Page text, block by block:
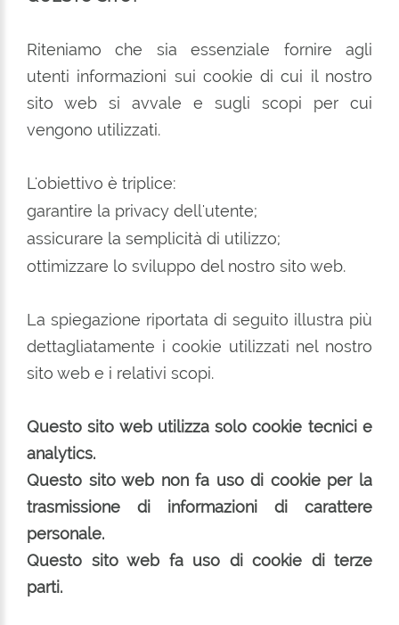
Riteniamo che sia essenziale fornire agli
utenti informazioni sui cookie di cui il nostro
sito web si avvale e sugli scopi per cui
vengono utilizzati.
L'obiettivo è triplice:
garantire la privacy dell'utente;
assicurare la semplicità di utilizzo;
ottimizzare lo sviluppo del nostro sito web.
La spiegazione riportata di seguito illustra più
dettagliatamente i cookie utilizzati nel nostro
sito web e i relativi scopi.
Questo sito web utilizza solo cookie tecnici e
analytics.
Questo sito web non fa uso di cookie per la
trasmissione di informazioni di carattere
personale.
Questo sito web fa uso di cookie di terze
parti.